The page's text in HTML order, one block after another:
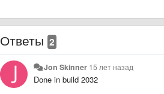
Ответы 2
Jon Skinner 15 лет назад
Done in build 2032